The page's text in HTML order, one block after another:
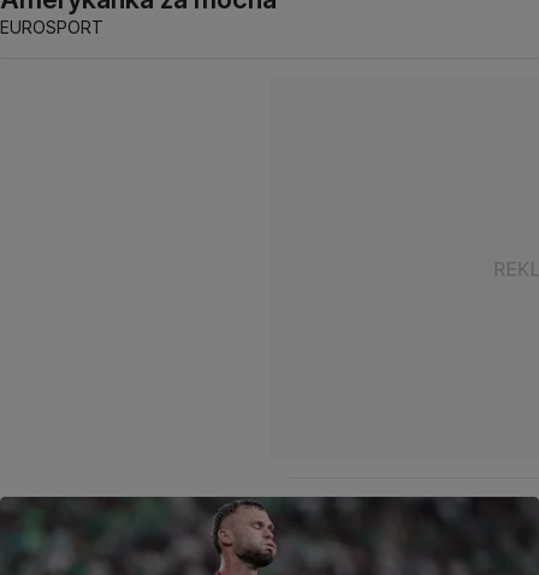
EUROSPORT